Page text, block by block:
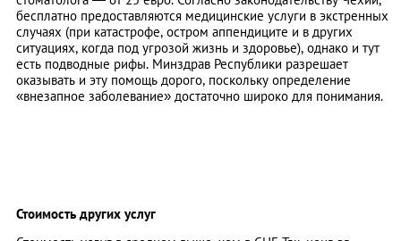
бесплатно предоставляются медицинские услуги в экстренных
случаях (при катастрофе, остром аппендиците и в других
ситуациях, когда под угрозой жизнь и здоровье), однако и тут
есть подводные рифы. Минздрав Республики разрешает
оказывать и эту помощь дорого, поскольку определение
«внезапное заболевание» достаточно широко для понимания.
Стоимость других услуг